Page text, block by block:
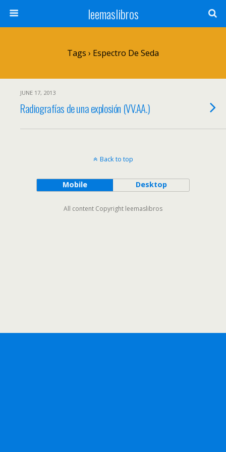
leemaslibros
Tags › Espectro De Seda
JUNE 17, 2013
Radiografías de una explosión (VV.AA.)
Back to top
Mobile Desktop
All content Copyright leemaslibros